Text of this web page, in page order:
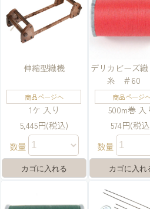
伸縮型織機
商品ページへ
1ケ 入り
5,445円(税込)
数量
デリカビーズ織
糸 ＃
商品ページ
500m巻 入
574円(税
数量